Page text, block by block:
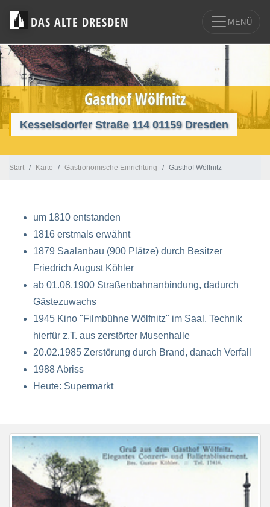
DAS ALTE DRESDEN MENÜ
Gasthof Wölfnitz
Kesselsdorfer Straße 114 01159 Dresden
Start Karte Gastronomische Einrichtung Gasthof Wölfnitz
um 1810 entstanden
1816 erstmals erwähnt
1879 Saalanbau (900 Plätze) durch Besitzer
Friedrich August Köhler
ab 01.08.1900 Straßenbahnanbindung, dadurch
Gästezuwachs
1945 Kino "Filmbühne Wölfnitz" im Saal, Technik
hierfür z.T. aus zerstörter Musenhalle
20.02.1985 Zerstörung durch Brand, danach Verfall
1988 Abriss
Heute: Supermarkt